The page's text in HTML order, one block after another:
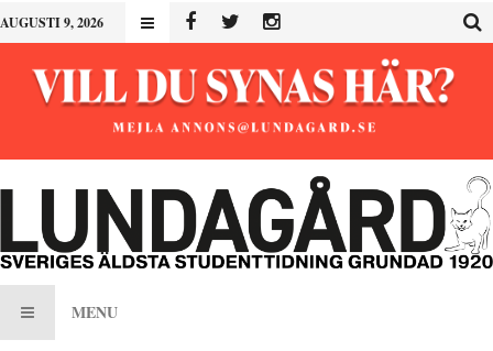
AUGUSTI 9, 2026
MENU